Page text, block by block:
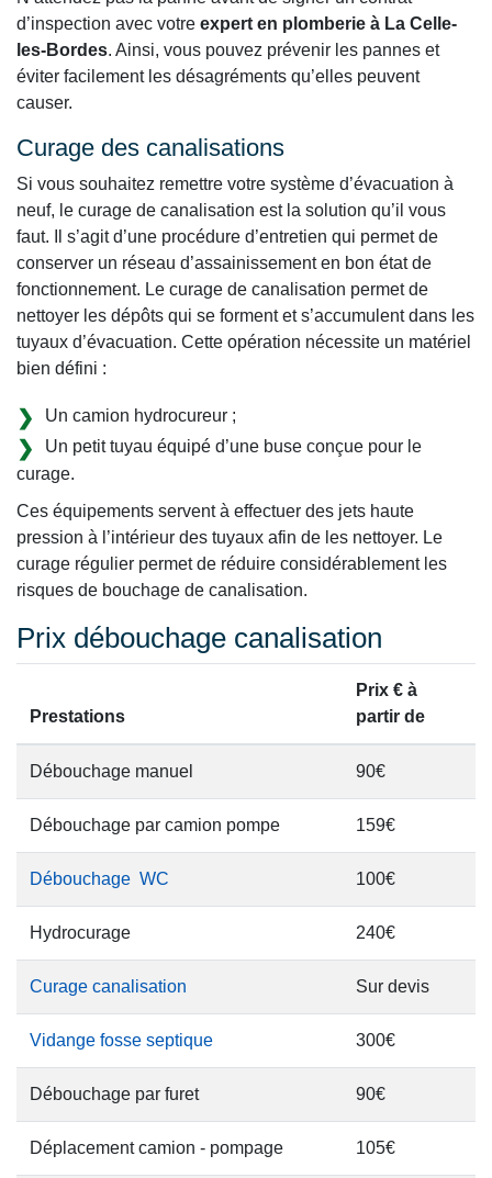
d’inspection avec votre expert en plomberie à La Celle-
les-Bordes. Ainsi, vous pouvez prévenir les pannes et
éviter facilement les désagréments qu’elles peuvent
causer.
Curage des canalisations
Si vous souhaitez remettre votre système d’évacuation à
neuf, le curage de canalisation est la solution qu’il vous
faut. Il s’agit d’une procédure d’entretien qui permet de
conserver un réseau d’assainissement en bon état de
fonctionnement. Le curage de canalisation permet de
nettoyer les dépôts qui se forment et s’accumulent dans les
tuyaux d’évacuation. Cette opération nécessite un matériel
bien défini :
Un camion hydrocureur ;
Un petit tuyau équipé d’une buse conçue pour le
curage.
Ces équipements servent à effectuer des jets haute
pression à l’intérieur des tuyaux afin de les nettoyer. Le
curage régulier permet de réduire considérablement les
risques de bouchage de canalisation.
Prix débouchage canalisation
Prestations
Prix € à
partir de
Débouchage manuel 90€
Débouchage par camion pompe 159€
Débouchage WC 100€
Hydrocurage 240€
Curage canalisation Sur devis
Vidange fosse septique 300€
Débouchage par furet 90€
Déplacement camion - pompage 105€